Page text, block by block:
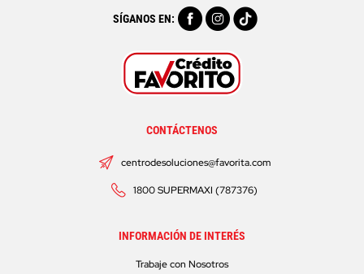
SÍGANOS EN:
CONTÁCTENOS
centrodesoluciones@favorita.com
1800 SUPERMAXI (787376)
INFORMACIÓN DE INTERÉS
Trabaje con Nosotros